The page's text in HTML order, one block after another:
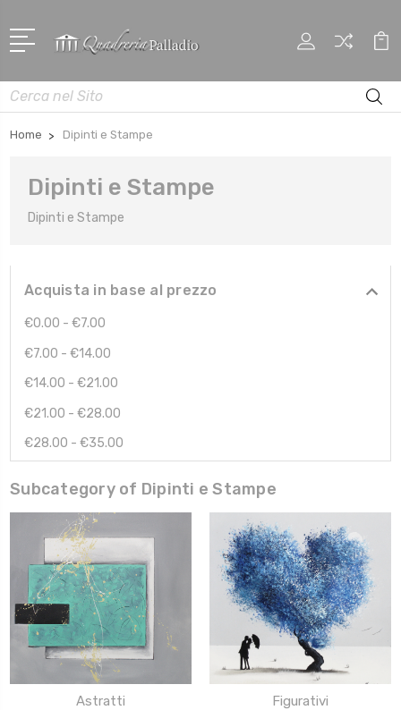
Cerca
Home Dipinti e Stampe
Dipinti e Stampe
Dipinti e Stampe
Acquista in base al prezzo
€0.00 - €7.00
€7.00 - €14.00
€14.00 - €21.00
€21.00 - €28.00
€28.00 - €35.00
Subcategory of Dipinti e Stampe
Astratti Figurativi